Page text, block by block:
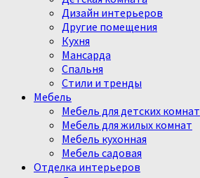
Дизайн интерьеров
Другие помещения
Кухня
Мансарда
Спальня
Стили и тренды
Мебель
Мебель для детских комнат
Мебель для жилых комнат
Мебель кухонная
Мебель садовая
Отделка интерьеров